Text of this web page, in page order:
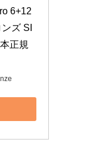
6+12
ズ SI
正規